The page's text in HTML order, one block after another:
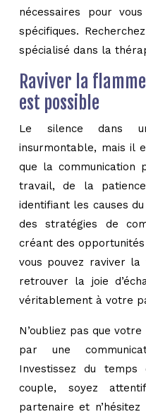
nécessaires pour
spécifiques.
spécialisé dans la
Raviver la
est possible
Le silence dans
insurmontable, mais il
que la communication
travail, de la
identifiant les causes
des stratégies de
créant des
vous pouvez raviver
retrouver la joie
véritablement à votre
N’oubliez pas que
par une
Investissez du
couple, soyez
partenaire et